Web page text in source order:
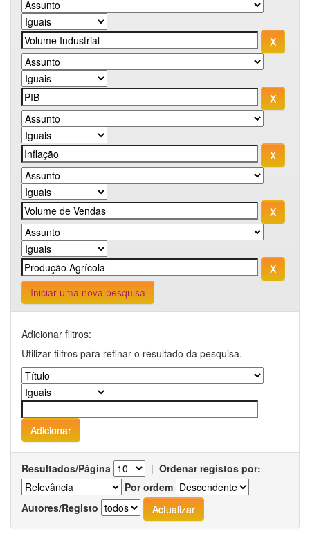
Iniciar uma nova pesquisa
Adicionar filtros:
Utilizar filtros para refinar o resultado da pesquisa.
Resultados/Página | Ordenar registos por:
Por ordem
Autores/Registo